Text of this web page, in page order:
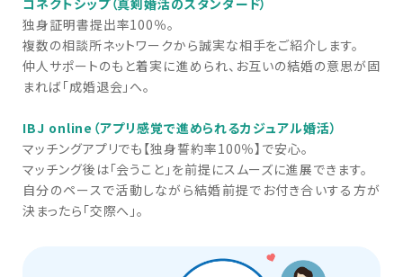
独身証明書提出率100％。
複数の相談所ネットワークから誠実な相手をご紹介します。
仲人サポートのもと着実に進められ、お互いの結婚の意思が固
まれば「成婚退会」へ。
IBJ online（アプリ感覚で進められるカジュアル婚活）
マッチングアプリでも【独身誓約率100％】で安心。
マッチング後は「会うこと」を前提にスムーズに進展できます。
自分のペースで活動しながら結婚前提でお付き合いする方が
決まったら「交際へ」。